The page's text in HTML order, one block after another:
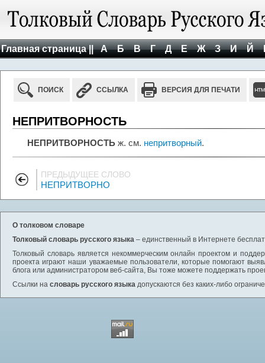
Главная страница || А Б В Г Д Е Ж З И Й
ПОИСК ССЫЛКА ВЕРСИЯ ДЛЯ ПЕЧАТИ
НЕПРИТВОРНОСТЬ
НЕПРИТВОРНОСТЬ ж. см. непритворный.
ПРЕДЫДУЩЕЕ СЛОВО
НЕПРИТВОРНО
О толковом словаре
Толковый словарь русского языка – единственный в Интернете
Толковый словарь является некоммерческим онлайн проектом и
проекта играют наши уважаемые пользователи, которые помогают
блога или администратором веб-сайта, Вы тоже можете поддержать
Ссылки на словарь русского языка допускаются без каких-либо